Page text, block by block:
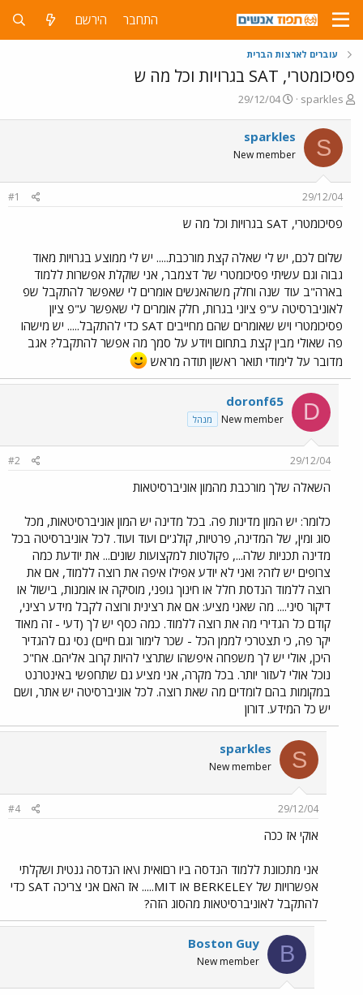
התחבר הירשם
עוברים לארצות הברית
פסיכומטרי, SAT בגרויות וכל מה ש
פ
ח
ה
ו
ש
sparkles
פ
ס
ם
ת
י
29/12/04
S
sparkles
New member
29/12/04
#1
פסיכומטרי, SAT בגרויות וכל מה ש
שלום לכם, יש לי שאלה קצת מורכבת..... יש לי ממוצע בגרויות מאוד
גבוה וגם עשיתי פסיכומטרי של דצמבר, אני שוקלת אפשרות ללמוד
בארה"ב עוד שנה וחלק משהאנשים אומרים לי שאפשר להתקבל שפ
לאוניברסיטה ע"פ ציוני בגרות, חלק אומרים לי שאפשר ע"פ ציון
פסיכומטרי ויש שאומרים שהם מחייבים SAT כדי להתקבל..... יש מישהו
פה שאולי מבין קצת בתחום ויודע על סמך מה אפשר להתקבל? אגב
מדובר על לימודי תואר ראשון תודה מראש
D
doronf65
New member מנהל
29/12/04
#2
השאלה שלך מורכבת מהמון אוניברסיטאות
כלומר: יש המון מדינות פה. בכל מדינה יש המון אוניברסיטאות, מכל
סוג ומין, של המדינה, פרטיות, קולג'ים ועוד ועוד. לכל אוניברסיטה בכל
מדינה תכניות שלה..., פקולטות למקצועות שונים... את יודעת כמה
צרופים יש לזה? ואני לא יודע אפילו איפה את רוצה ללמוד, אם את
רוצה ללמוד הנדסת חלל או חינוך גופני, מוסיקה או אומנות, בישול או
דיקור סיני.... מה שאני מציע: אם את רצינית ורוצה לקבל מידע רציני,
קודם כל הגדירי מה את רוצה ללמוד. כמה כסף יש לך (דעי - זה מאוד
יקר פה, כי תצטרכי לממן הכל - שכר לימור וגם חיים) נסי גם להגדיר
היכן, אולי יש לך משפחה איפשהו שתרצי להיות קרוב אליהם. אח"כ
נוכל אולי לעזור יותר. בכל מקרה, אני מציע גם שתחפשי באינטרנט
במקומות בהם לומדים מה שאת רוצה. לכל אוניברסיטה יש אתר, ושם
יש כל המידע. דורון
S
sparkles
New member
29/12/04
#4
אוקי אז ככה
אני מתכוונת ללמוד הנדסה ביו רםואית ו\או הנדסה גנטית ושקלתי
אפשרויות של BERKELEY או MIT..... אז האם אני צריכה SAT כדי
להתקבל לאוניברסיטאות מהסוג הזה?
B
Boston Guy
New member